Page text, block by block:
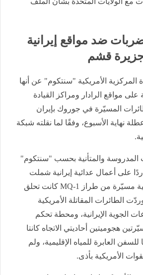
ضد مواقع إيرانية
قشم
المركزية الأمريكية "سنتكوم" عن أنها
مواقع الرادار ومراكز القيادة
المسيّرة في جوروك بإيران
نهاية الأسبوع، وفقًا لما نقلته شبكة
والمتأنية بحسب "سنتكوم"
على أعمال عدائية إيرانية شملت
إسقاط طائرة أمريكية مسيّرة من طراز MQ-1 كانت تحلق
الطائرات المقاتلة الأمريكية
الجوية الإيرانية، ومحطة تحكم
هجوميتين أحاديتي الاتجاه كانتا
العابرة للمياه الإقليمية، ولم
الأمريكية بأذى.